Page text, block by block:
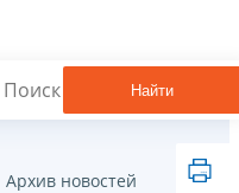
Найти
Архив новостей